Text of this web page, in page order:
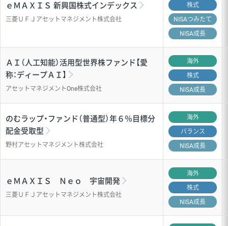
ｅＭＡＸＩＳ 新興国株式インデックス
三菱ＵＦＪアセットマネジメント株式会社
株式
NISAつみたて
NISA成長
ＡＩ（人工知能）活用型世界株ファンド【愛
称：ディープＡＩ】
アセットマネジメントOne株式会社
海外
株式
NISA成長
のむラップ・ファンド（普通型）年６％目標分
配金受取型
野村アセットマネジメント株式会社
海外
バランス
NISA成長
ｅＭＡＸＩＳ Ｎｅｏ 宇宙開発
三菱ＵＦＪアセットマネジメント株式会社
海外
株式
NISA成長